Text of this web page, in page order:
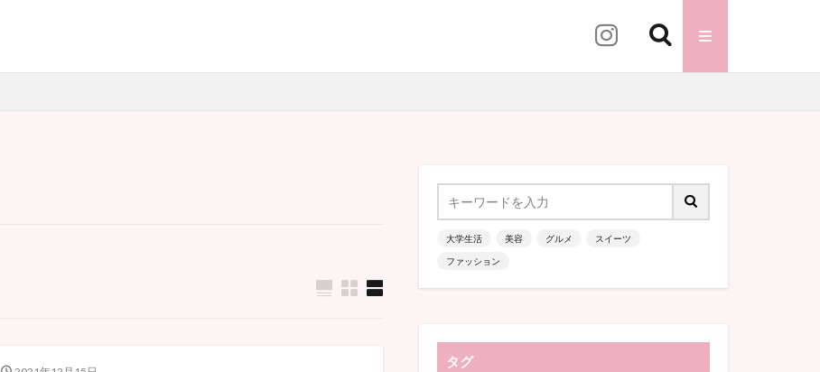
大学生活 美容 グルメ スイーツ
ファッション
タグ
オリンピック
ニュース
卒業袴
新型コロナウイルス